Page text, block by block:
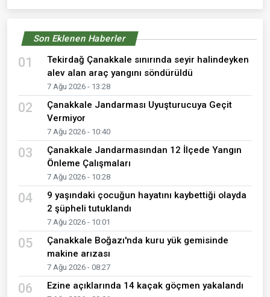
Son Eklenen Haberler
01
Tekirdağ Çanakkale sınırında seyir halindeyken
alev alan araç yangını söndürüldü
7 Ağu 2026 - 13:28
02
Çanakkale Jandarması Uyuşturucuya Geçit
Vermiyor
7 Ağu 2026 - 10:40
03
Çanakkale Jandarmasından 12 İlçede Yangın
Önleme Çalışmaları
7 Ağu 2026 - 10:28
04
9 yaşındaki çocuğun hayatını kaybettiği olayda
2 şüpheli tutuklandı
7 Ağu 2026 - 10:01
05
Çanakkale Boğazı'nda kuru yük gemisinde
makine arızası
7 Ağu 2026 - 08:27
06 Ezine açıklarında 14 kaçak göçmen yakalandı